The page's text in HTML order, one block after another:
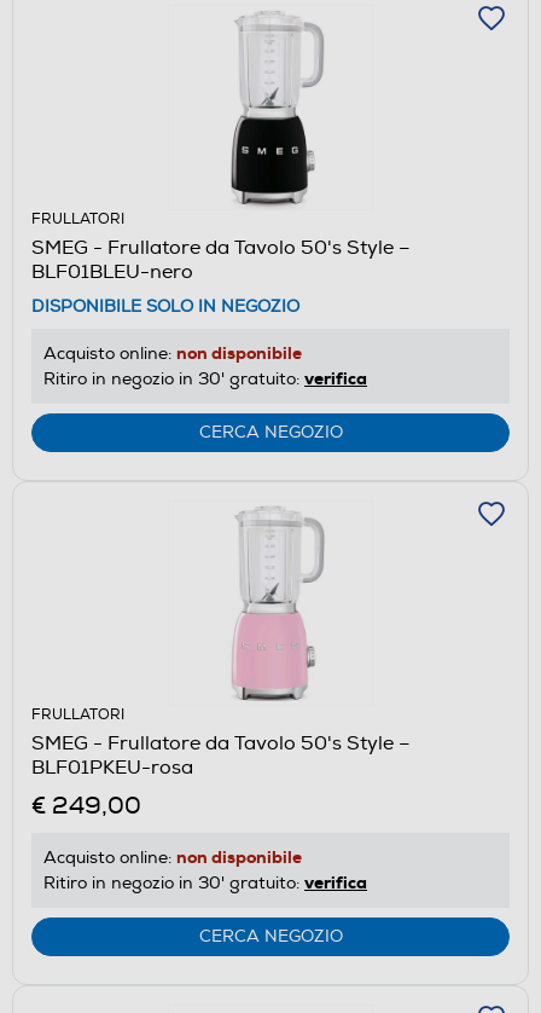
FRULLATORI
SMEG - Frullatore da Tavolo 50's Style –
BLF01BLEU-nero
DISPONIBILE SOLO IN NEGOZIO
Acquisto online: non disponibile
Ritiro in negozio in 30' gratuito: verifica
CERCA NEGOZIO
FRULLATORI
SMEG - Frullatore da Tavolo 50's Style –
BLF01PKEU-rosa
€ 249,00
Acquisto online: non disponibile
Ritiro in negozio in 30' gratuito: verifica
CERCA NEGOZIO